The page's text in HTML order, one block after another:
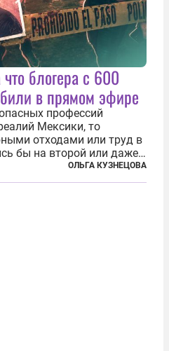
блогера с 600
в прямом эфире
профессий
Мексики, то
отходами или труд в
бы на второй или даже
журналистам и
выйти вперед. В
ОЛЬГА КУЗНЕЦОВА